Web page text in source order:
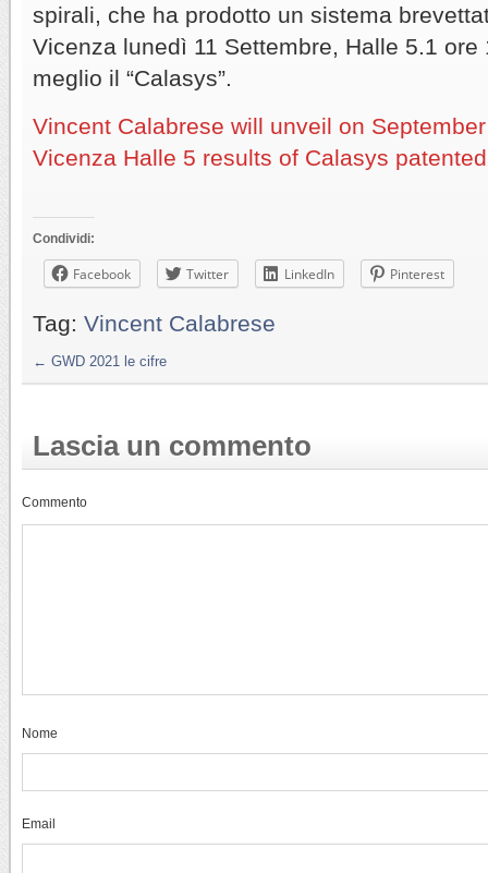
spirali, che ha prodotto un sistema
Vicenza lunedì 11 Settembre, Halle 5.1
meglio il “Calasys”.
Vincent Calabrese will unveil on
Vicenza Halle 5 results of Calasys
Condividi:
Facebook Twitter LinkedIn Pinterest
Tag: Vincent Calabrese
← GWD 2021 le cifre
Lascia un commento
Commento
Nome
Email